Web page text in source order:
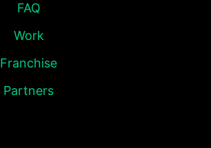
FAQ
Work
Franchise
Partners